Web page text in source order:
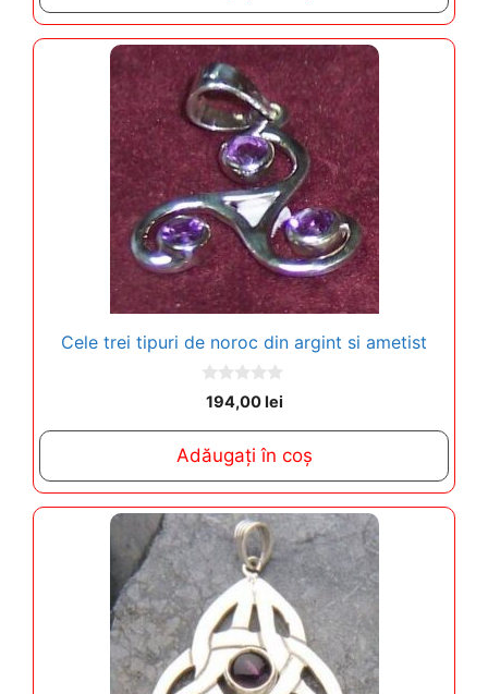
5
Cele trei tipuri de noroc din argint si ametist
0
o
o
5
194,00lei
Adăugați în coș